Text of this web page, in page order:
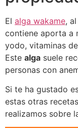
El alga wakame,
contiene aporta a
yodo, vitaminas
Este alga suele
personas con
Si te ha gustado
estas otras
realizamos sobre